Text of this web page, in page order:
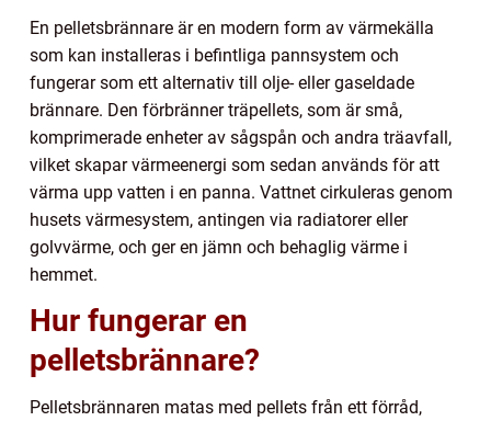
En pelletsbrännare är en modern form av värmekälla
som kan installeras i befintliga pannsystem och
fungerar som ett alternativ till olje- eller gaseldade
brännare. Den förbränner träpellets, som är små,
komprimerade enheter av sågspån och andra träavfall,
vilket skapar värmeenergi som sedan används för att
värma upp vatten i en panna. Vattnet cirkuleras genom
husets värmesystem, antingen via radiatorer eller
golvvärme, och ger en jämn och behaglig värme i
hemmet.
Hur fungerar en
pelletsbrännare?
Pelletsbrännaren matas med pellets från ett förråd,